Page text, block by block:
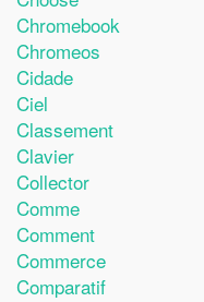
Chromebook
Chromeos
Cidade
Ciel
Classement
Clavier
Collector
Comme
Comment
Commerce
Comparatif